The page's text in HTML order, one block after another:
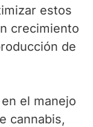
estos
crecimiento
de
el manejo
cannabis,